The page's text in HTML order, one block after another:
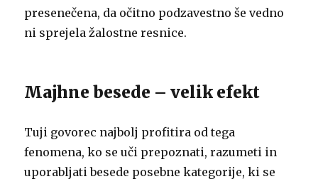
presenečena, da očitno podzavestno še vedno
ni sprejela žalostne resnice.
Majhne besede – velik efekt
Tuji govorec najbolj profitira od tega
fenomena, ko se uči prepoznati, razumeti in
uporabljati besede posebne kategorije, ki se